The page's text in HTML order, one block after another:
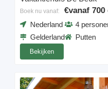
Boek nu vanaf: €vanaf
Nederland
Gelderland
4
Putten
Bekijken